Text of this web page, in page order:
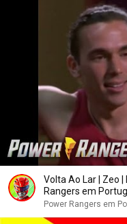
Volta Ao Lar | Zeo |
Rangers em
Power Rangers em